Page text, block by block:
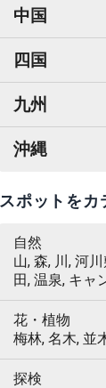
中国
四国
九州
沖縄
スポットをカ
自然
山, 森, 川, 河
田, 温泉, キャ
花・植物
梅林, 名木, 並
探検